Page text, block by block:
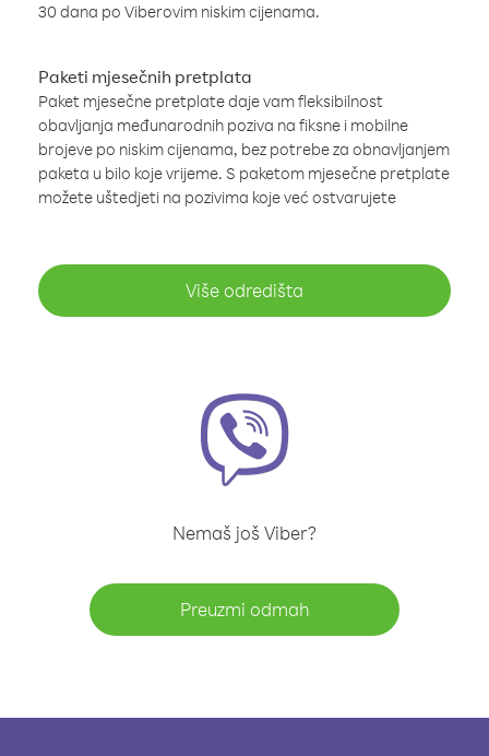
30 dana po Viberovim niskim cijenama.
Paketi mjesečnih pretplata
Paket mjesečne pretplate daje vam fleksibilnost
obavljanja međunarodnih poziva na fiksne i mobilne
brojeve po niskim cijenama, bez potrebe za obnavljanjem
paketa u bilo koje vrijeme. S paketom mjesečne pretplate
možete uštedjeti na pozivima koje već ostvarujete
Više odredišta
Nemaš još Viber?
Preuzmi odmah